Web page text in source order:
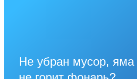
Не убран мусор, яма